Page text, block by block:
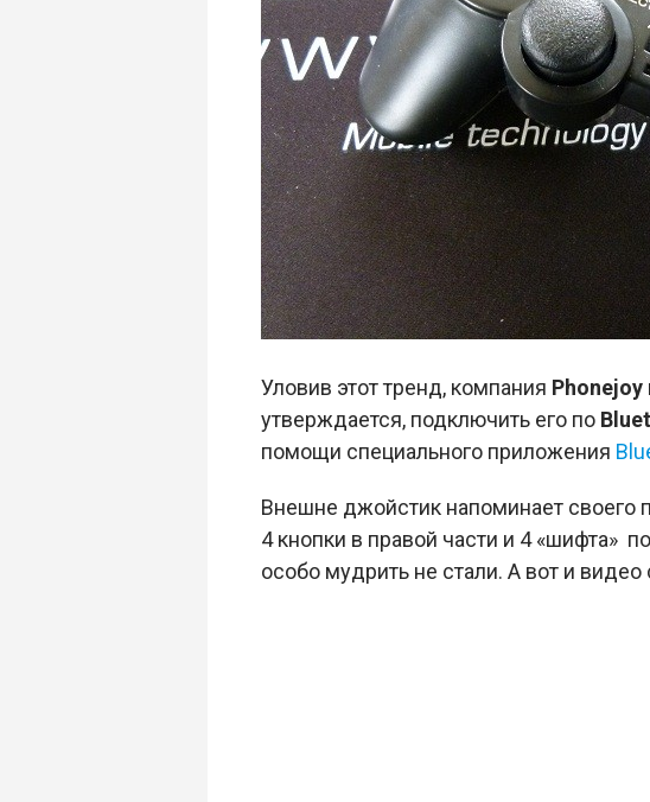
Уловив этот тренд, компания Phonejoy
утверждается, подключить его по
помощи специального приложения
Внешне джойстик напоминает своего
4 кнопки в правой части и 4 «шифта»
особо мудрить не стали. А вот и